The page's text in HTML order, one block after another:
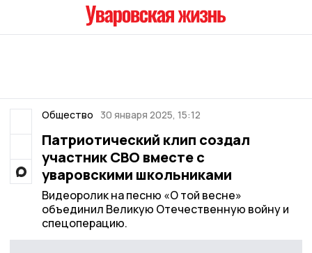
Общество 30 января 2025, 15:12
Патриотический клип создал
участник СВО вместе с
уваровскими школьниками
Видеоролик на песню «О той весне»
объединил Великую Отечественную войну и
спецоперацию.